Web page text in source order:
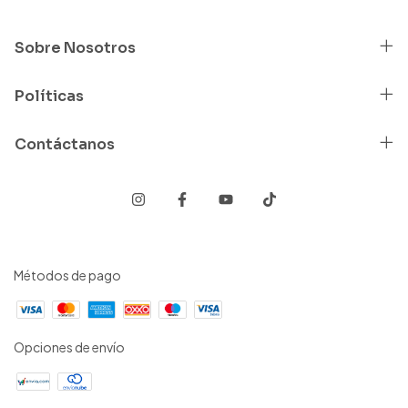
Sobre Nosotros
Políticas
Contáctanos
Métodos de pago
Opciones de envío